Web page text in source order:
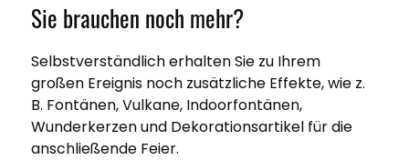
Sie brauchen noch mehr?
Selbstverständlich erhalten Sie zu Ihrem
großen Ereignis noch zusätzliche Effekte, wie z.
B. Fontänen, Vulkane, Indoorfontänen,
Wunderkerzen und Dekorationsartikel für die
anschließende Feier.